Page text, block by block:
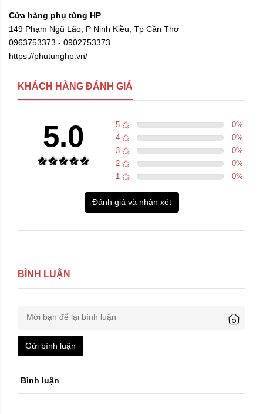
Cửa hàng phụ tùng HP
149 Phạm Ngũ Lão, P Ninh Kiều, Tp Cần Thơ
0963753373 - 0902753373
https://phutunghp.vn/
KHÁCH HÀNG ĐÁNH GIÁ
5.0 5 0%
4
0%
3
0%
2
0%
1
0%
Đánh giá và nhận xét
BÌNH LUẬN
Gửi bình luận
Bình luận
Trái phải:
phải
trái